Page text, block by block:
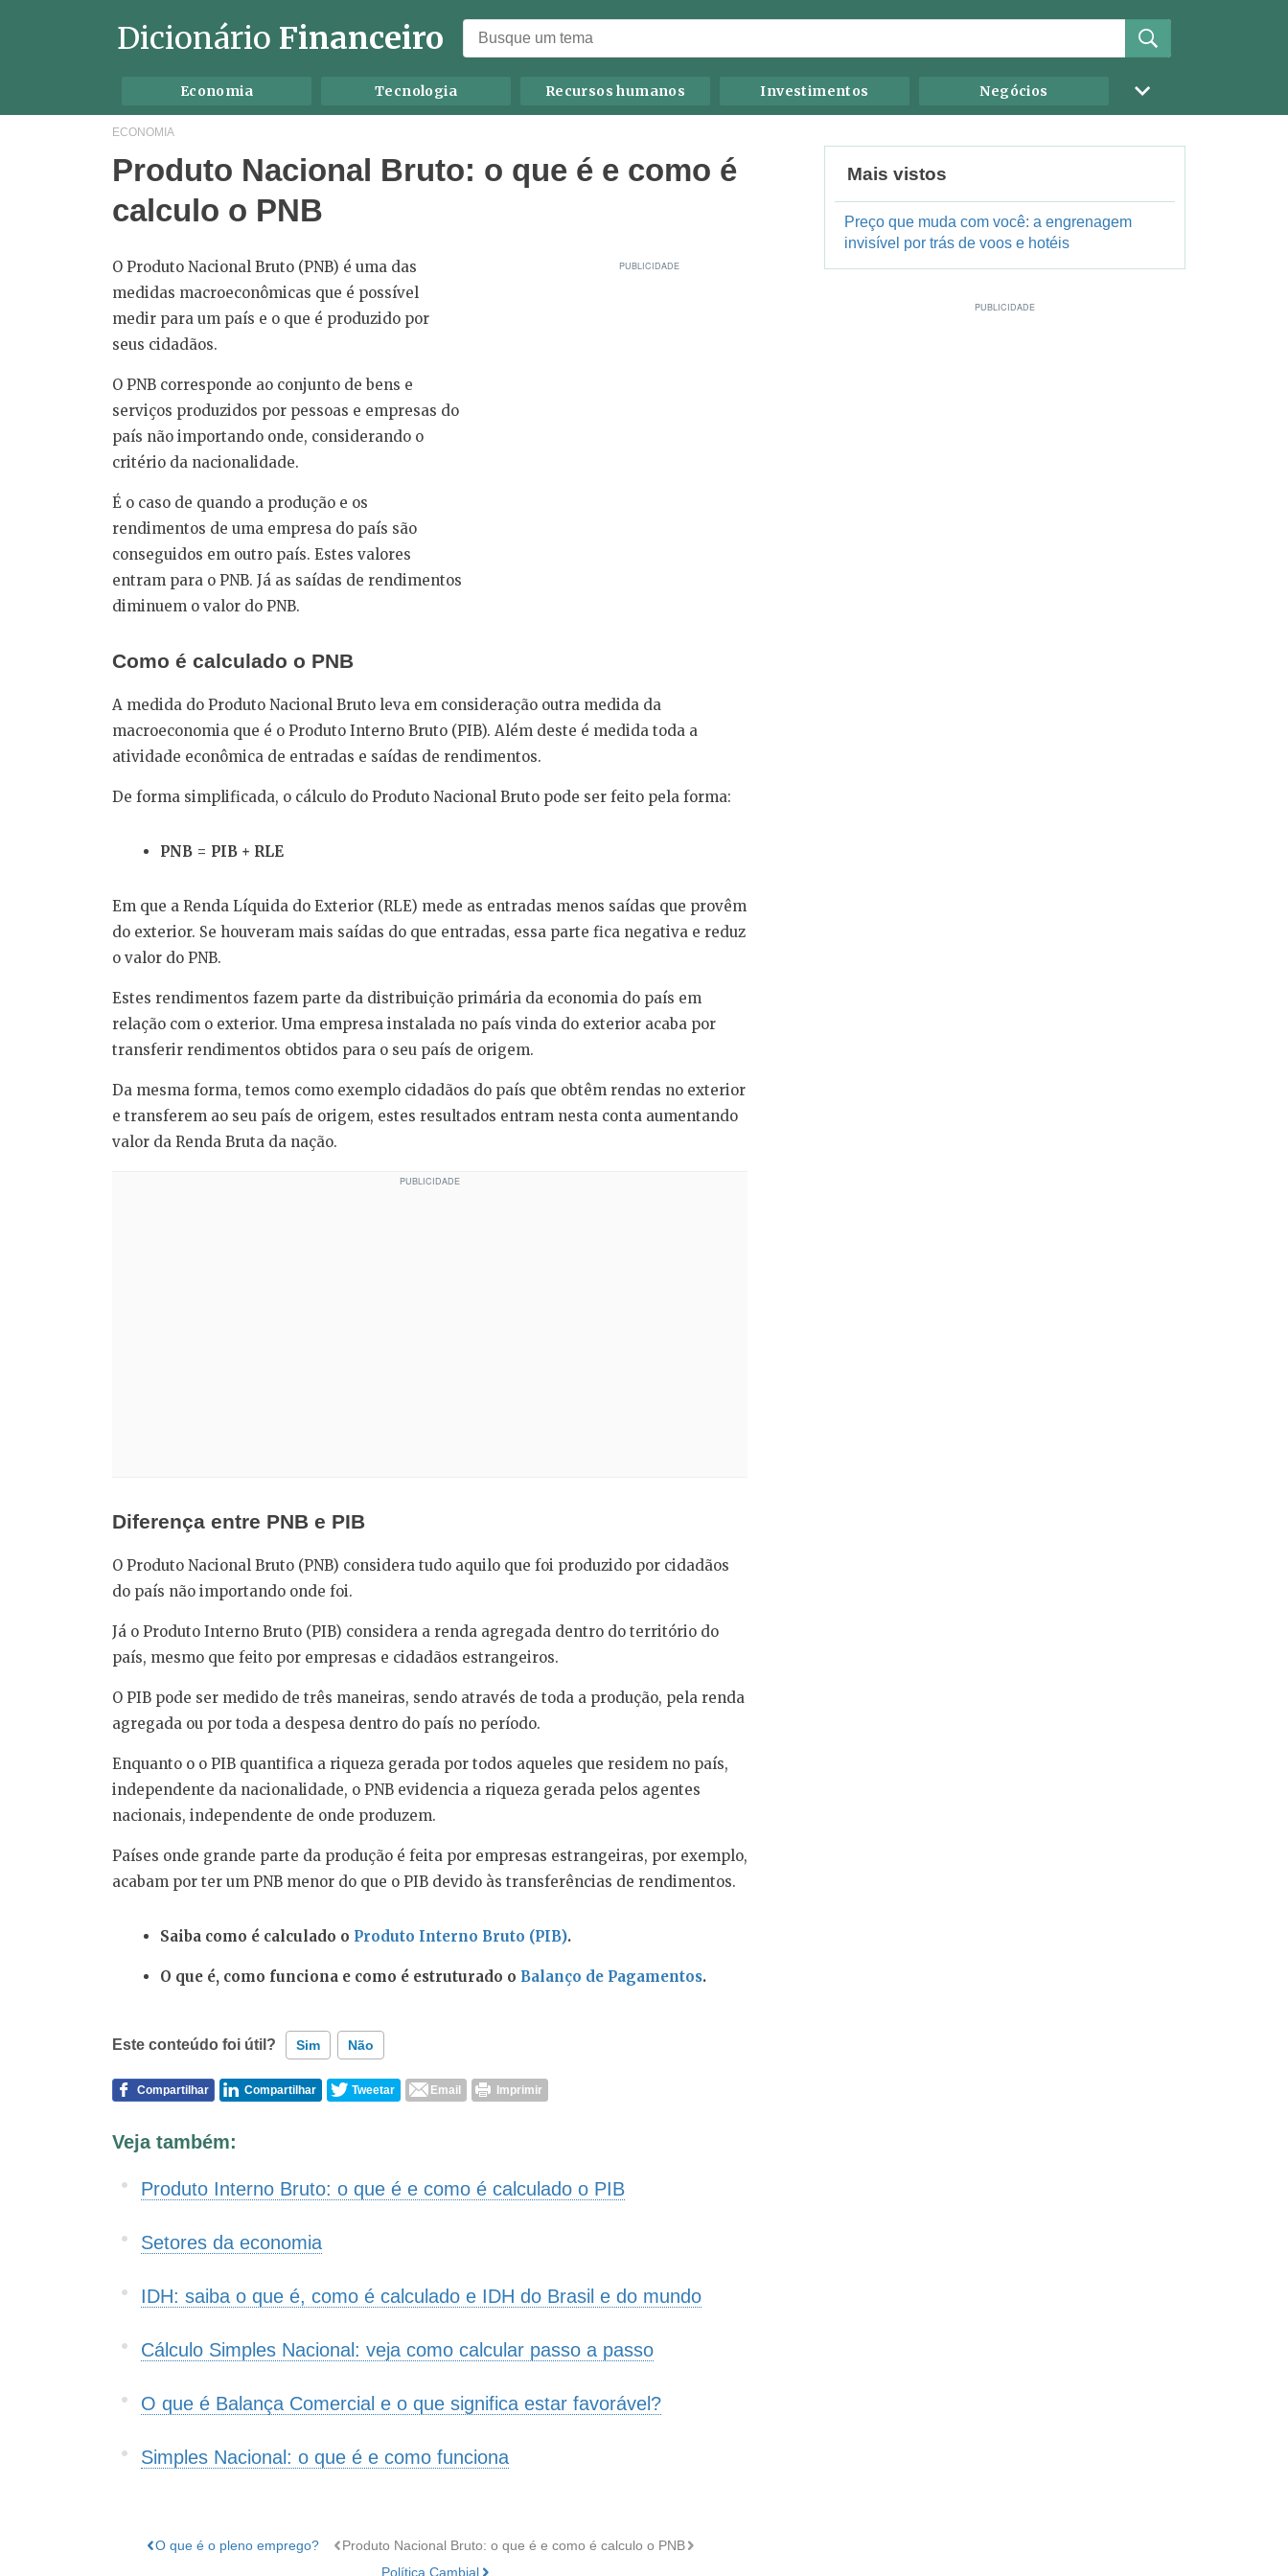
Dicionário Financeiro
Economia Tecnologia Recursos humanos Investimentos Negócios
ECONOMIA
Produto Nacional Bruto: o que é e como é
calculo o PNB
O Produto Nacional Bruto (PNB) é uma das
medidas macroeconômicas que é possível
medir para um país e o que é produzido por
seus cidadãos.
O PNB corresponde ao conjunto de bens e
serviços produzidos por pessoas e empresas do
país não importando onde, considerando o
critério da nacionalidade.
É o caso de quando a produção e os
rendimentos de uma empresa do país são
conseguidos em outro país. Estes valores
entram para o PNB. Já as saídas de rendimentos
diminuem o valor do PNB.
Como é calculado o PNB
A medida do Produto Nacional Bruto leva em consideração outra medida da
macroeconomia que é o Produto Interno Bruto (PIB). Além deste é medida toda a
atividade econômica de entradas e saídas de rendimentos.
De forma simplificada, o cálculo do Produto Nacional Bruto pode ser feito pela forma:
PNB = PIB + RLE
Em que a Renda Líquida do Exterior (RLE) mede as entradas menos saídas que provêm
do exterior. Se houveram mais saídas do que entradas, essa parte fica negativa e reduz
o valor do PNB.
Estes rendimentos fazem parte da distribuição primária da economia do país em
relação com o exterior. Uma empresa instalada no país vinda do exterior acaba por
transferir rendimentos obtidos para o seu país de origem.
Da mesma forma, temos como exemplo cidadãos do país que obtêm rendas no exterior
e transferem ao seu país de origem, estes resultados entram nesta conta aumentando
valor da Renda Bruta da nação.
Diferença entre PNB e PIB
O Produto Nacional Bruto (PNB) considera tudo aquilo que foi produzido por cidadãos
do país não importando onde foi.
Já o Produto Interno Bruto (PIB) considera a renda agregada dentro do território do
país, mesmo que feito por empresas e cidadãos estrangeiros.
O PIB pode ser medido de três maneiras, sendo através de toda a produção, pela renda
agregada ou por toda a despesa dentro do país no período.
Enquanto o o PIB quantifica a riqueza gerada por todos aqueles que residem no país,
independente da nacionalidade, o PNB evidencia a riqueza gerada pelos agentes
nacionais, independente de onde produzem.
Países onde grande parte da produção é feita por empresas estrangeiras, por exemplo,
acabam por ter um PNB menor do que o PIB devido às transferências de rendimentos.
Saiba como é calculado o Produto Interno Bruto (PIB).
O que é, como funciona e como é estruturado o Balanço de Pagamentos.
Este conteúdo foi útil? Sim Não
Este conteúdo não tem a informação que procuro
Outro
Compartilhar Compartilhar Tweetar Email Imprimir
Veja também:
Produto Interno Bruto: o que é e como é calculado o PIB
Setores da economia
IDH: saiba o que é, como é calculado e IDH do Brasil e do mundo
Cálculo Simples Nacional: veja como calcular passo a passo
O que é Balança Comercial e o que significa estar favorável?
Simples Nacional: o que é e como funciona
O que é o pleno emprego?
Produto Nacional Bruto: o que é e como é calculo o PNB
Política Cambial
Mais vistos
Preço que muda com você: a engrenagem
invisível por trás de voos e hotéis